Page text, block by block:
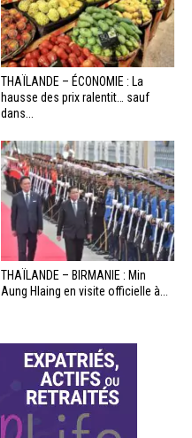
THAÏLANDE – ÉCONOMIE : La
hausse des prix ralentit… sauf
dans...
THAÏLANDE – BIRMANIE : Min
Aung Hlaing en visite officielle à...